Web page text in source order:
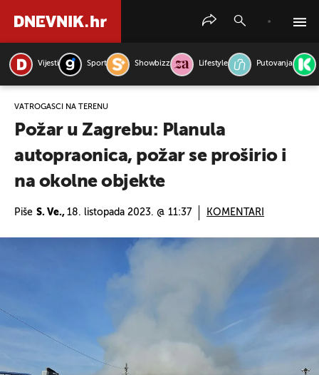
Vijesti Sport Showbizz Lifestyle Putovanja
VATROGASCI NA TERENU
Požar u Zagrebu: Planula
autopraonica, požar se proširio i
na okolne objekte
Piše S. Ve., 18. listopada 2023. @ 11:37 KOMENTARI
PRETRAŽITE VIJESTI